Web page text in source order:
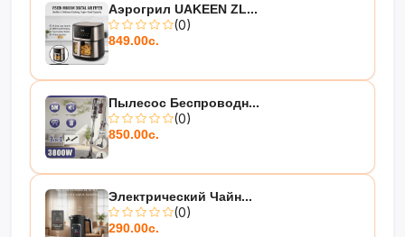
Аэрогрил UAKEEN ZL...
(0)
849.00с.
Пылесос Беспроводн...
(0)
850.00с.
Электрический Чайн...
(0)
290.00с.